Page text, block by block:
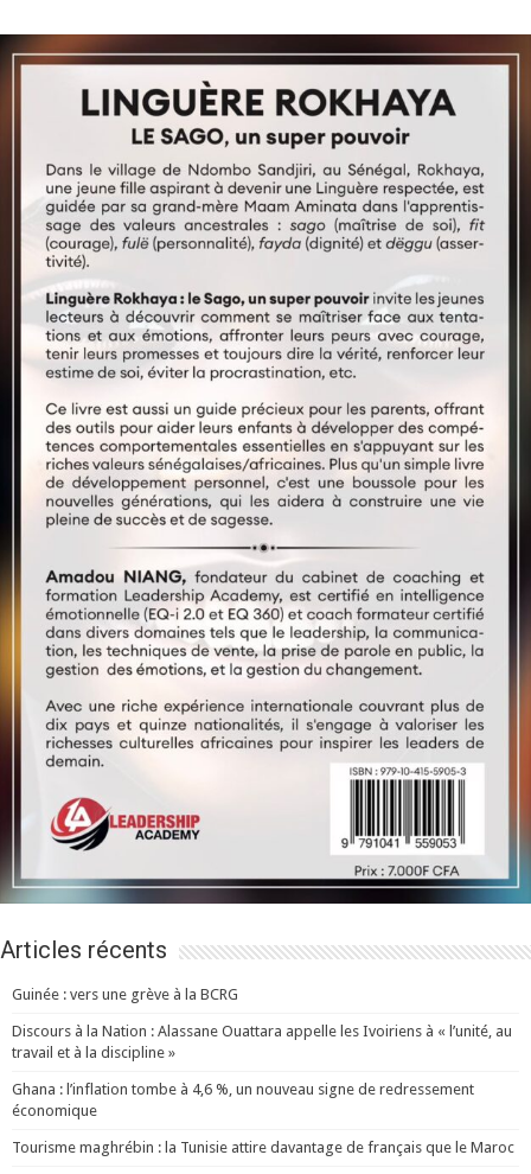
Articles récents
Guinée : vers une grève à la BCRG
Discours à la Nation : Alassane Ouattara appelle les Ivoiriens à « l’unité, au
travail et à la discipline »
Ghana : l’inflation tombe à 4,6 %, un nouveau signe de redressement
économique
Tourisme maghrébin : la Tunisie attire davantage de français que le Maroc